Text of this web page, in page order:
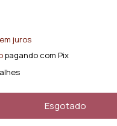
juros
pagando com Pix